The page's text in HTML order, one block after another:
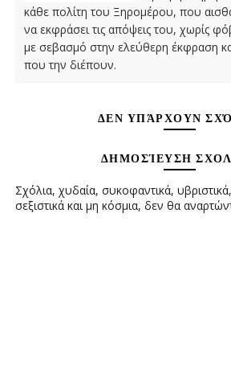
κάθε πολίτη του Ξηρομέρου, που
να εκφράσει τις απόψεις του, χωρίς
με σεβασμό στην ελεύθερη έκφραση
που την διέπουν.
ΔΕΝ ΥΠΆΡΧΟΥΝ
ΔΗΜΟΣΊΕΥΣΗ
Σχόλια, χυδαία, συκοφαντικά,
σεξιστικά και μη κόσμια, δεν θα